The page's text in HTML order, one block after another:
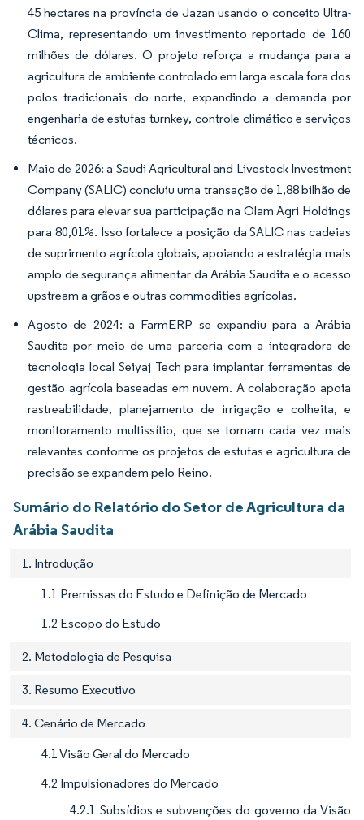
45 hectares na província de Jazan usando o conceito Ultra-
Clima, representando um investimento reportado de 160
milhões de dólares. O projeto reforça a mudança para a
agricultura de ambiente controlado em larga escala fora dos
polos tradicionais do norte, expandindo a demanda por
engenharia de estufas turnkey, controle climático e serviços
técnicos.
Maio de 2026: a Saudi Agricultural and Livestock Investment
Company (SALIC) concluiu uma transação de 1,88 bilhão de
dólares para elevar sua participação na Olam Agri Holdings
para 80,01%. Isso fortalece a posição da SALIC nas cadeias
de suprimento agrícola globais, apoiando a estratégia mais
amplo de segurança alimentar da Arábia Saudita e o acesso
upstream a grãos e outras commodities agrícolas.
Agosto de 2024: a FarmERP se expandiu para a Arábia
Saudita por meio de uma parceria com a integradora de
tecnologia local Seiyaj Tech para implantar ferramentas de
gestão agrícola baseadas em nuvem. A colaboração apoia
rastreabilidade, planejamento de irrigação e colheita, e
monitoramento multissítio, que se tornam cada vez mais
relevantes conforme os projetos de estufas e agricultura de
precisão se expandem pelo Reino.
Sumário do Relatório do Setor de Agricultura da
Arábia Saudita
1. Introdução
1.1 Premissas do Estudo e Definição de Mercado
1.2 Escopo do Estudo
2. Metodologia de Pesquisa
3. Resumo Executivo
4. Cenário de Mercado
4.1 Visão Geral do Mercado
4.2 Impulsionadores do Mercado
4.2.1 Subsídios e subvenções do governo da Visão